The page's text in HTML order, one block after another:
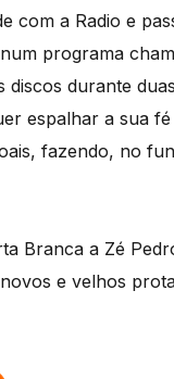
com a Radio e
programa
discos durante
espalhar a sua
fazendo, no
Branca a Zé
e velhos